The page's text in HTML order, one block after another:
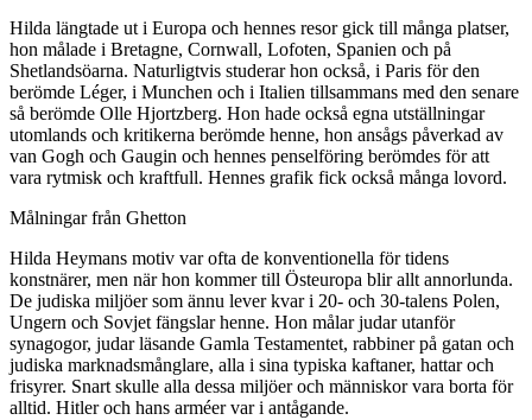
Hilda längtade ut i Europa och hennes resor gick till många platser,
hon målade i Bretagne, Cornwall, Lofoten, Spanien och på
Shetlandsöarna. Naturligtvis studerar hon också, i Paris för den
berömde Léger, i Munchen och i Italien tillsammans med den senare
så berömde Olle Hjortzberg. Hon hade också egna utställningar
utomlands och kritikerna berömde henne, hon ansågs påverkad av
van Gogh och Gaugin och hennes penselföring berömdes för att
vara rytmisk och kraftfull. Hennes grafik fick också många lovord.
Målningar från Ghetton
Hilda Heymans motiv var ofta de konventionella för tidens
konstnärer, men när hon kommer till Östeuropa blir allt annorlunda.
De judiska miljöer som ännu lever kvar i 20- och 30-talens Polen,
Ungern och Sovjet fängslar henne. Hon målar judar utanför
synagogor, judar läsande Gamla Testamentet, rabbiner på gatan och
judiska marknadsmånglare, alla i sina typiska kaftaner, hattar och
frisyrer. Snart skulle alla dessa miljöer och människor vara borta för
alltid. Hitler och hans arméer var i antågande.